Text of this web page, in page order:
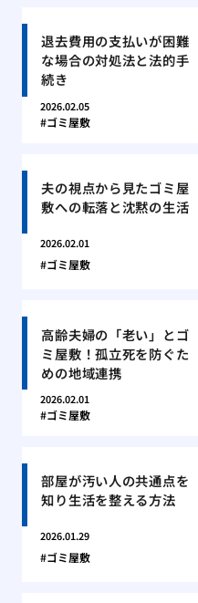
退去費用の支払いが困難
な場合の対処法と法的手
続き
2026.02.05
ゴミ屋敷
夫の視点から見たゴミ屋
敷への転落と沈黙の生活
2026.02.01
ゴミ屋敷
高齢夫婦の「老い」とゴ
ミ屋敷！孤立死を防ぐた
めの地域連携
2026.02.01
ゴミ屋敷
部屋が汚い人の共通点を
知り生活を整える方法
2026.01.29
ゴミ屋敷